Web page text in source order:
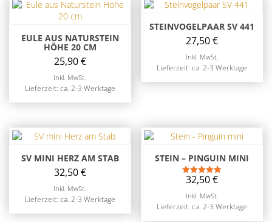
EULE AUS NATURSTEIN
HÖHE 20 CM
25,90€
Inkl. MwSt.
Lieferzeit: ca. 2-3 Werktage
STEINVOGELPAAR SV 441
27,50€
Inkl. MwSt.
Lieferzeit: ca. 2-3 Werktage
SV MINI HERZ AM STAB
32,50€
Inkl. MwSt.
Lieferzeit: ca. 2-3 Werktage
STEIN – PINGUIN MINI
Bewertet mit
von 5
32,50€
Inkl. MwSt.
Lieferzeit: ca. 2-3 Werktage